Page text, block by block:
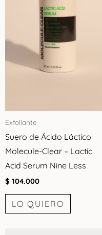
Exfoliante
Suero de Ácido Láctico
Molecule-Clear – Lactic
Acid Serum Nine Less
$ 104.000
LO QUIERO